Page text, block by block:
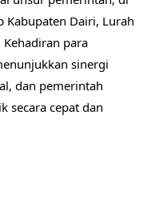
Kabupaten Dairi, Lurah
Kehadiran para
sinergi
dan pemerintah
secara cepat dan